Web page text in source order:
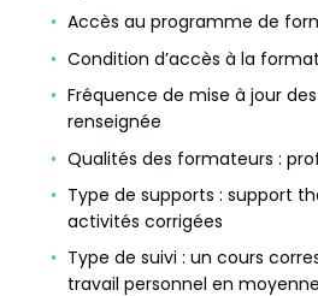
Accès au programme de
Condition d’accès à la
Fréquence de mise à jour
renseignée
Qualités des formateurs :
Type de supports : support
activités corrigées
Type de suivi : un cours
travail personnel en moyenne